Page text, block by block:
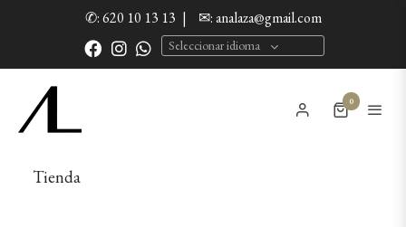
✆: 620 10 13 13 | ✉: analaza@gmail.com
Seleccionar idioma
0
Tienda